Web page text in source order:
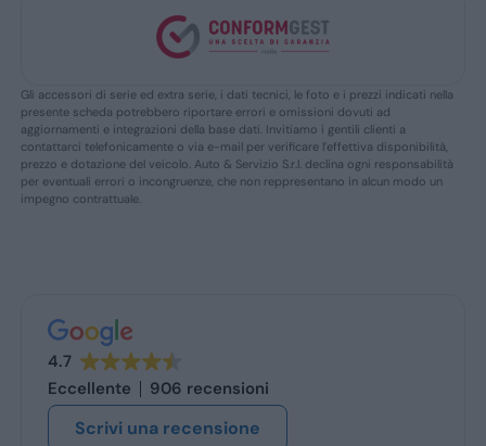
Gli accessori di serie ed extra serie, i dati tecnici, le foto e i prezzi indicati nella
presente scheda potrebbero riportare errori e omissioni dovuti ad
aggiornamenti e integrazioni della base dati. Invitiamo i gentili clienti a
contattarci telefonicamente o via e-mail per verificare l’effettiva disponibilità,
prezzo e dotazione del veicolo. Auto & Servizio S.r.l. declina ogni responsabilità
per eventuali errori o incongruenze, che non reppresentano in alcun modo un
impegno contrattuale.
4.7
Eccellente
906 recensioni
Scrivi una recensione